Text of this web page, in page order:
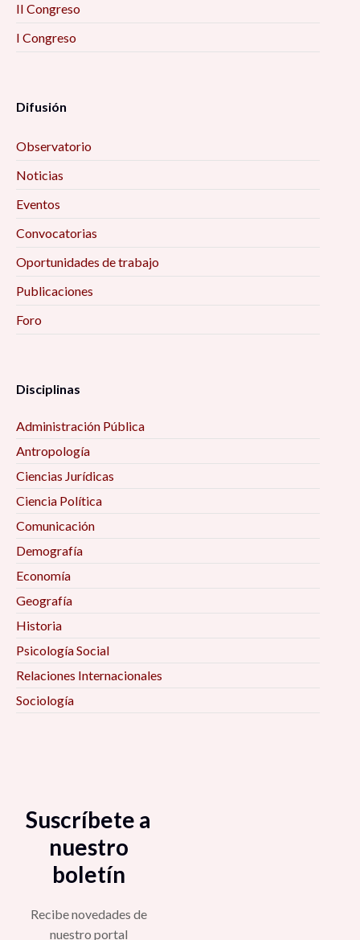
II Congreso
I Congreso
Difusión
Observatorio
Noticias
Eventos
Convocatorias
Oportunidades de trabajo
Publicaciones
Foro
Disciplinas
Administración Pública
Antropología
Ciencias Jurídicas
Ciencia Política
Comunicación
Demografía
Economía
Geografía
Historia
Psicología Social
Relaciones Internacionales
Sociología
Suscríbete a
nuestro
boletín
Recibe novedades de
nuestro portal